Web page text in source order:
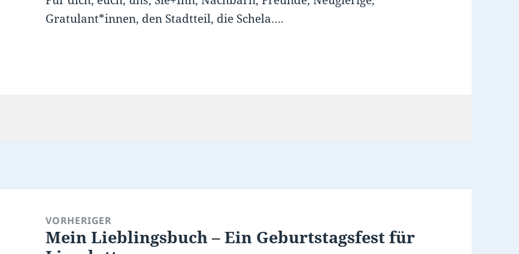
Gratulant*innen, den Stadtteil, die Schela….
VORHERIGER
Vorheriger
Mein Lieblingsbuch – Ein Geburtstagsfest für